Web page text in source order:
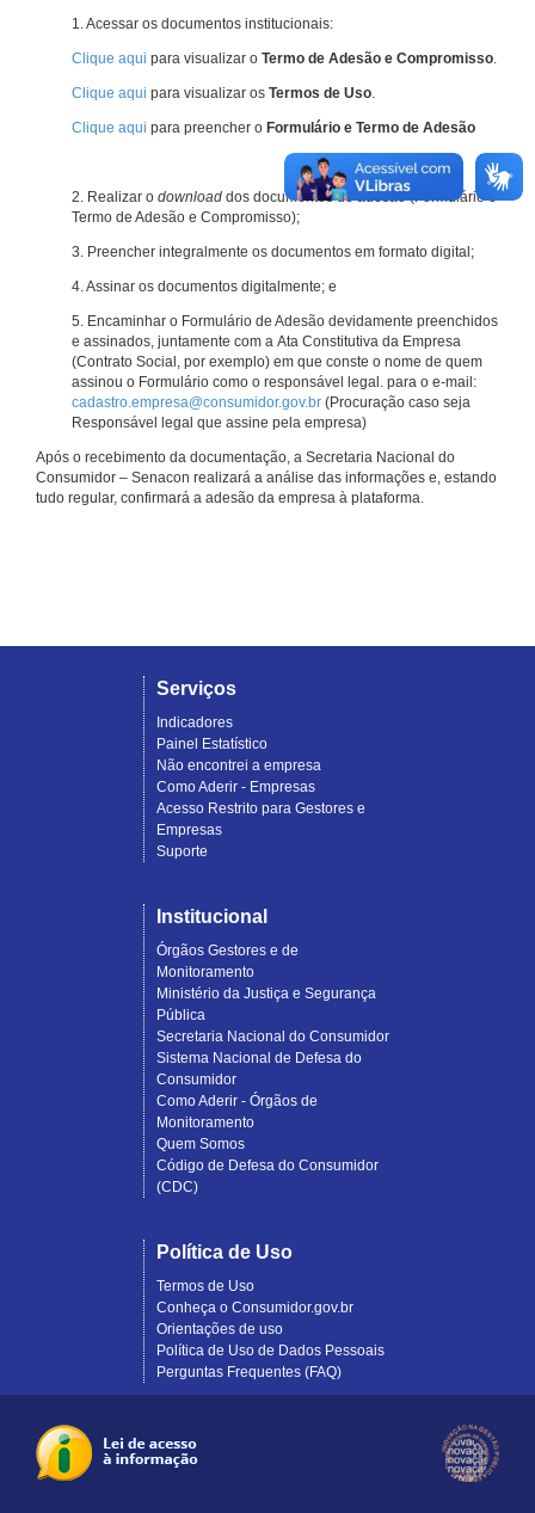
1. Acessar os documentos institucionais:
Clique aqui para visualizar o Termo de Adesão e Compromisso.
Clique aqui para visualizar os Termos de Uso.
Clique aqui para preencher o Formulário e Termo de Adesão
2. Realizar o download dos documentos de adesão (Formulário e
Termo de Adesão e Compromisso);
3. Preencher integralmente os documentos em formato digital;
4. Assinar os documentos digitalmente; e
5. Encaminhar o Formulário de Adesão devidamente preenchidos
e assinados, juntamente com a Ata Constitutiva da Empresa
(Contrato Social, por exemplo) em que conste o nome de quem
assinou o Formulário como o responsável legal. para o e-mail:
cadastro.empresa@consumidor.gov.br (Procuração caso seja
Responsável legal que assine pela empresa)
Após o recebimento da documentação, a Secretaria Nacional do
Consumidor – Senacon realizará a análise das informações e, estando
tudo regular, confirmará a adesão da empresa à plataforma.
Serviços
Indicadores
Painel Estatístico
Não encontrei a empresa
Como Aderir - Empresas
Acesso Restrito para Gestores e
Empresas
Suporte
Institucional
Órgãos Gestores e de
Monitoramento
Ministério da Justiça e Segurança
Pública
Secretaria Nacional do Consumidor
Sistema Nacional de Defesa do
Consumidor
Como Aderir - Órgãos de
Monitoramento
Quem Somos
Código de Defesa do Consumidor
(CDC)
Política de Uso
Termos de Uso
Conheça o Consumidor.gov.br
Orientações de uso
Política de Uso de Dados Pessoais
Perguntas Frequentes (FAQ)